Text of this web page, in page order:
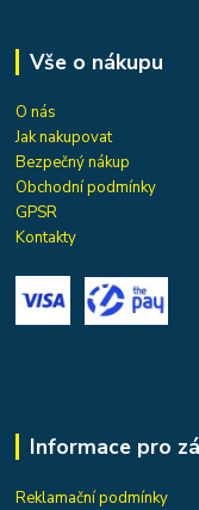
Vše o nákupu
O nás
Jak nakupovat
Bezpečný nákup
Obchodní podmínky
GPSR
Kontakty
Informace pro
Reklamační podmínky